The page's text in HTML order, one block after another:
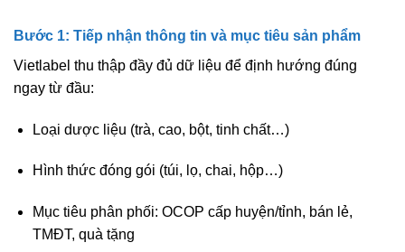
Bước 1: Tiếp nhận thông tin và mục tiêu sản phẩm
Vietlabel thu thập đầy đủ dữ liệu để định hướng đúng
ngay từ đầu:
Loại dược liệu (trà, cao, bột, tinh chất…)
Hình thức đóng gói (túi, lọ, chai, hộp…)
Mục tiêu phân phối: OCOP cấp huyện/tỉnh, bán lẻ,
TMĐT, quà tặng